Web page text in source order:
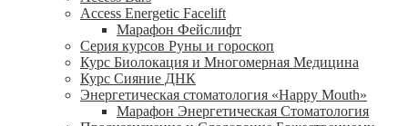
Access Energetic Facelift
Марафон Фейслифт
Серия курсов Руны и гороскоп
Курс Биолокация и Многомерная Медицина
Курс Сияние ДНК
Энергетическая стоматология «Happy Mouth»
Марафон Энергетическая Cтоматология